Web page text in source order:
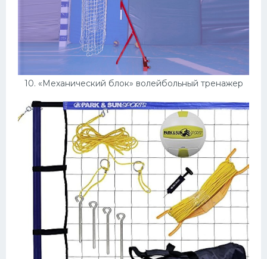
10. «Механический блок» волейбольный тренажер